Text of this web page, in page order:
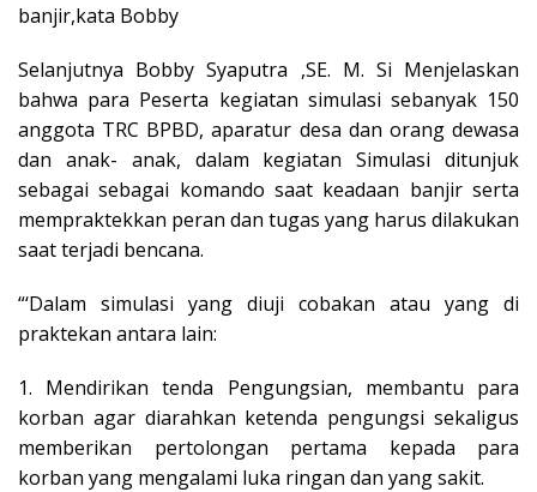
banjir,kata Bobby
Selanjutnya Bobby Syaputra ,SE. M. Si Menjelaskan
bahwa para Peserta kegiatan simulasi sebanyak 150
anggota TRC BPBD, aparatur desa dan orang dewasa
dan anak- anak, dalam kegiatan Simulasi ditunjuk
sebagai sebagai komando saat keadaan banjir serta
mempraktekkan peran dan tugas yang harus dilakukan
saat terjadi bencana.
“‘Dalam simulasi yang diuji cobakan atau yang di
praktekan antara lain:
1. Mendirikan tenda Pengungsian, membantu para
korban agar diarahkan ketenda pengungsi sekaligus
memberikan pertolongan pertama kepada para
korban yang mengalami luka ringan dan yang sakit.